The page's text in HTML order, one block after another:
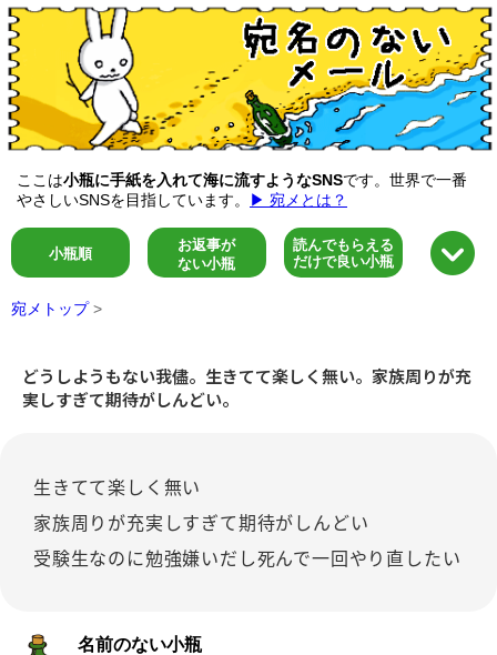
ここは小瓶に手紙を入れて海に流すようなSNSです。世界で一番
やさしいSNSを目指しています。
▶ 宛メとは？
小瓶順
お返事が
ない小瓶
読んでもらえる
だけで良い小瓶
宛メトップ >
どうしようもない我儘。生きてて楽しく無い。家族周りが充
実しすぎて期待がしんどい。
生きてて楽しく無い
家族周りが充実しすぎて期待がしんどい
受験生なのに勉強嫌いだし死んで一回やり直したい
名前のない小瓶